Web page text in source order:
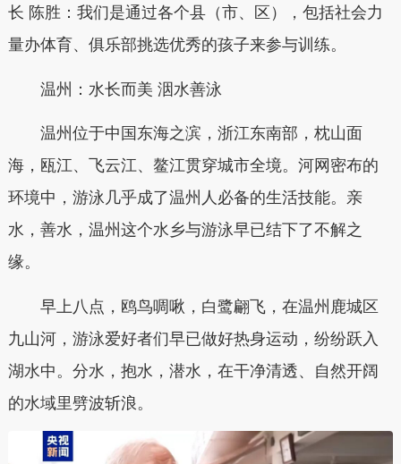
长 陈胜：我们是通过各个县（市、区），包括社会力
量办体育、俱乐部挑选优秀的孩子来参与训练。
温州：水长而美 洇水善泳
温州位于中国东海之滨，浙江东南部，枕山面
海，瓯江、飞云江、鳌江贯穿城市全境。河网密布的
环境中，游泳几乎成了温州人必备的生活技能。亲
水，善水，温州这个水乡与游泳早已结下了不解之
缘。
早上八点，鸥鸟啁啾，白鹭翩飞，在温州鹿城区
九山河，游泳爱好者们早已做好热身运动，纷纷跃入
湖水中。分水，抱水，潜水，在干净清透、自然开阔
的水域里劈波斩浪。